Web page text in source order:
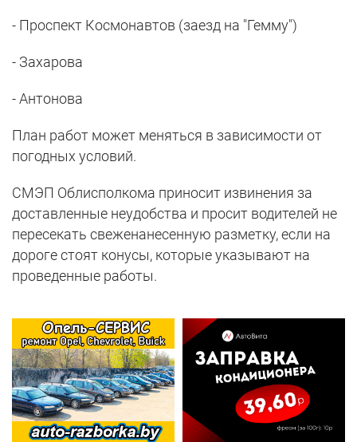
- Проспект Космонавтов (заезд на "Гемму")
- Захарова
- Антонова
План работ может меняться в зависимости от
погодных условий.
СМЭП Облисполкома приносит извинения за
доставленные неудобства и просит водителей не
пересекать свеженанесенную разметку, если на
дороге стоят конусы, которые указывают на
проведенные работы.